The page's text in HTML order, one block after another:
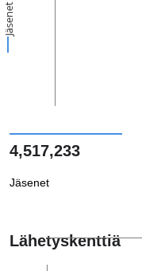
Jäsenet
4,517,233
Jäsenet
Lähetyskenttiä